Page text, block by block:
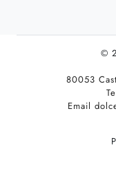
©
80053
Email